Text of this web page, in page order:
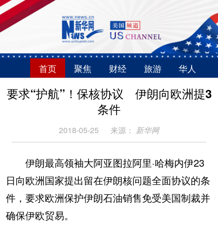
首页 聚焦 财经 旅游 华人
要求“护航”！保核协议 伊朗向欧洲提3
条件
2018-05-25 来源： 新华网
伊朗最高领袖大阿亚图拉阿里·哈梅内伊23
日向欧洲国家提出留在伊朗核问题全面协议的条
件，要求欧洲保护伊朗石油销售免受美国制裁并
确保伊欧贸易。